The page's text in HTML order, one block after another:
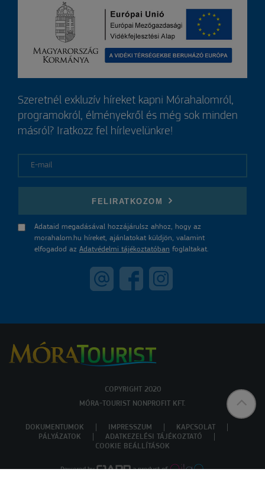
Szeretnél exkluzív híreket kapni Mórahalomról,
programokról, élményekről és még sok minden
másról? Iratkozz fel hírlevelünkre!
FELIRATKOZOM
Adataid megadásával hozzájárulsz ahhoz, hogy az
morahalom.hu híreket, ajánlatokat küldjön, valamint
elfogadod az Adatvédelmi tájékoztatóban foglaltakat.
COPYRIGHT 2020
MÓRA-TOURIST NONPROFIT KFT.
DOKUMENTUMOK IMPRESSZUM
KAPCSOLAT
PÁLYÁZATOK
ADATKEZELÉSI TÁJÉKOZTATÓ
COOKIE BEÁLLÍTÁSOK
Powered by a product of